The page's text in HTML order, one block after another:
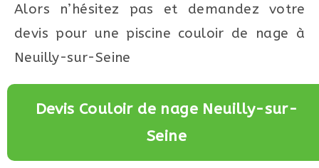
Alors n’hésitez pas et demandez votre
devis pour une piscine couloir de nage à
Neuilly-sur-Seine
Devis Couloir de nage Neuilly-sur-
Seine